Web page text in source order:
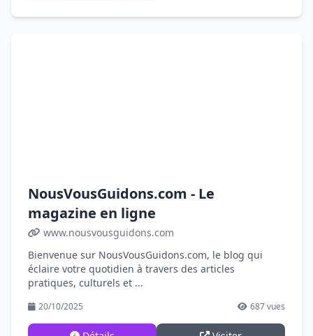
NousVousGuidons.com - Le
magazine en ligne
www.nousvousguidons.com
Bienvenue sur NousVousGuidons.com, le blog qui
éclaire votre quotidien à travers des articles
pratiques, culturels et ...
20/10/2025 687 vues